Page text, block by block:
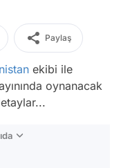
Paylaş
ekibi ile
oynanacak